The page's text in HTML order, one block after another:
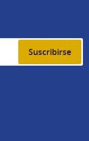
Suscribirse